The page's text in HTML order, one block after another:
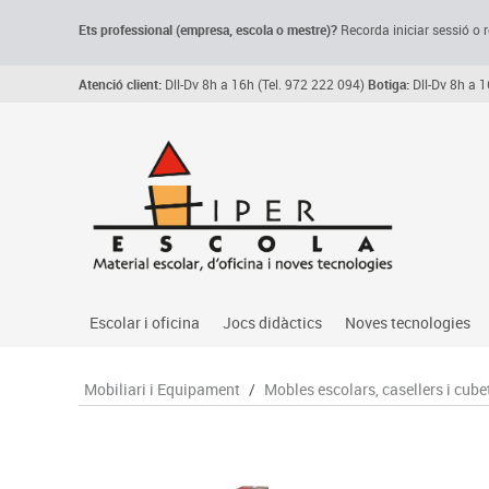
Ets professional (empresa, escolao mestre)? Recorda iniciar sessió o
Atenció client: Dll-Dv 8h a 16h (Tel. 972 222 094)Botiga: Dll-Dv 8h a
Escolar i oficina
Arxiu, carpetes i classificadors
Jocs didàctics
Primeres edats
Noves tecnologies
Audio
Mobiliari i Equipament / Mobles escolars, casellers i